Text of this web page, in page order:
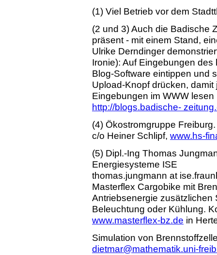
(1) Viel Betrieb vor dem
(2 und 3) Auch die Badische
präsent - mit einem Stand,
Ulrike Derndinger
Ironie): Auf Eingebungen
Blog-Software eintippen und
Upload-Knopf drücken,
Eingebungen im WWW lesen
http://blogs.badische-
(4) Ökostromgruppe
c/o Heiner Schlipf, www.hs-
(5) Dipl.-Ing Thomas
Energiesysteme ISE
thomas.jungmann at
Masterflex Cargobike mit
Antriebsenergie zusätzlichen
Beleuchtung oder Kühlung.
www.masterflex-bz.de in
Simulation von
dietmar@mathematik.uni-